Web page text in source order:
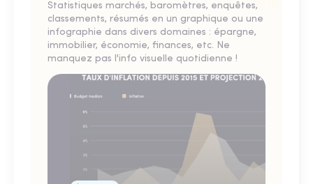
Statistiques marchés, baromètres, enquêtes,
classements, résumés en un graphique ou une
infographie dans divers domaines : épargne,
immobilier, économie, finances, etc. Ne
manquez pas l'info visuelle quotidienne !